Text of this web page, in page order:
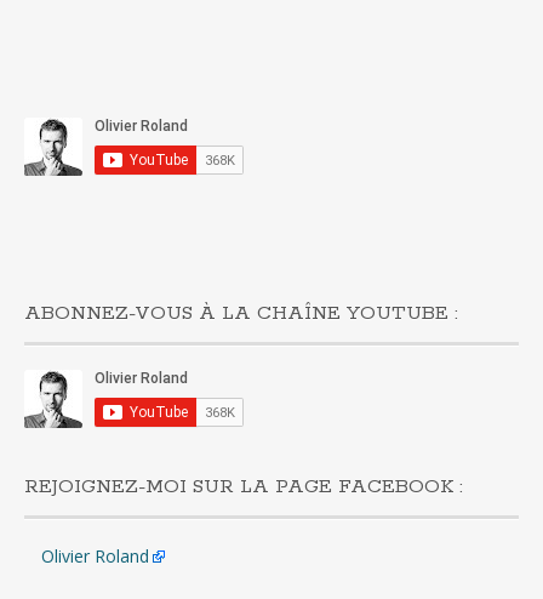
ABONNEZ-VOUS À LA CHAÎNE YOUTUBE :
REJOIGNEZ-MOI SUR LA PAGE FACEBOOK :
Olivier Roland